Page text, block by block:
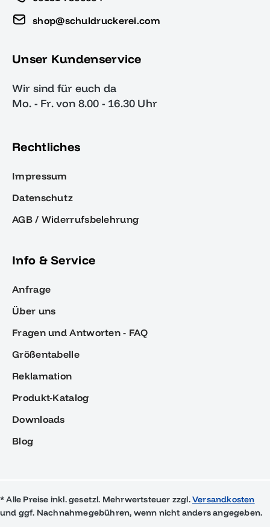
shop@schuldruckerei.com
Unser Kundenservice
Wir sind für euch da
Mo. - Fr. von 8.00 - 16.30 Uhr
Rechtliches
Impressum
Datenschutz
AGB / Widerrufsbelehrung
Info & Service
Anfrage
Über uns
Fragen und Antworten - FAQ
Größentabelle
Reklamation
Produkt-Katalog
Downloads
Blog
* Alle Preise inkl. gesetzl. Mehrwertsteuer zzgl.Versandkosten
und ggf. Nachnahmegebühren, wenn nicht anders angegeben.